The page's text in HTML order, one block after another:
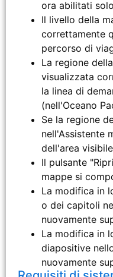
ora abilitati
Il livello della
correttamente
percorso di
La regione
visualizzata
la linea di
(nell'Oceano
Se la regione
nell'Assistente
dell'area
Il pulsante
mappe si
La modifica in
o dei capitoli
nuovamente
La modifica in
diapositive
nuovamente